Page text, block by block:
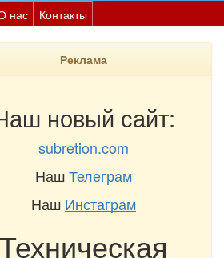
нас Контакты
Реклама
новый сайт:
subretion.com
НашТелеграм
Наш Инстаграм
Техническая